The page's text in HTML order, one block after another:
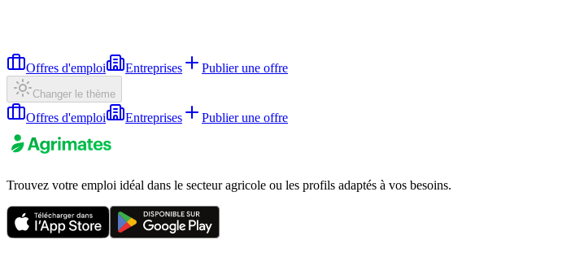
Offres d'emploi Entreprises Publier une offre
Changer le thème
Offres d'emploi Entreprises Publier une offre
Trouvez votre emploi idéal dans le secteur agricole ou les profils adaptés à vos besoins.